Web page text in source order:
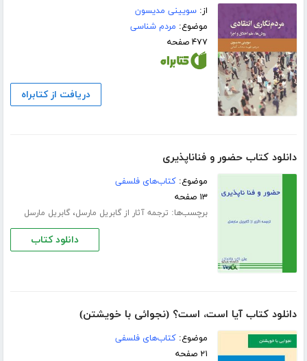
از:سویینی مدیسون
موضوع: مردم شناسی
۴۷۷ صفحه
دریافت از کتابراه
دانلود کتاب ﺣﻀﻮﺭ ﻭ ﻓﻨﺎﻧﺎﭘﺬﯾﺮﯼ
موضوع:کتاب‌های فلسفی
۱۳ صفحه
برچسب‌ها: ترجمه آثار از گابریل مارسل،گابریل مارسل
دانلود کتاب
دانلود کتاب آیا است، است؟ (نجوائی با خویشتن)
موضوع:کتاب‌های فلسفی
۲۱ صفحه